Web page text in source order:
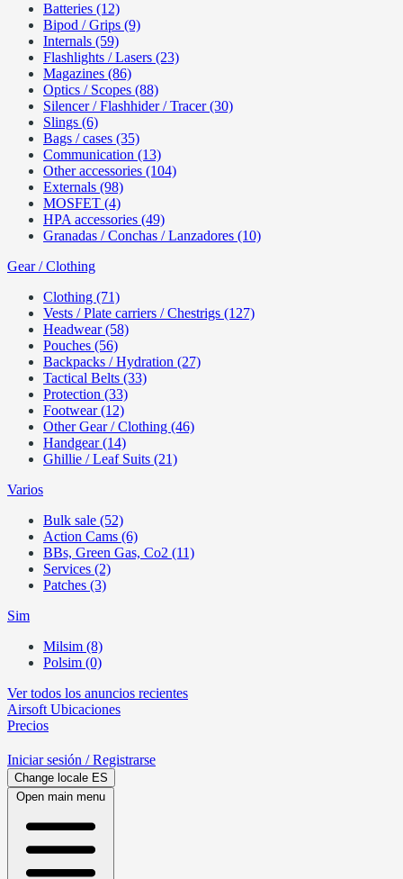
Batteries (12)
Bipod / Grips (9)
Internals (59)
Flashlights / Lasers (23)
Magazines (86)
Optics / Scopes (88)
Silencer / Flashhider / Tracer (30)
Slings (6)
Bags / cases (35)
Communication (13)
Other accessories (104)
Externals (98)
MOSFET (4)
HPA accessories (49)
Granadas / Conchas / Lanzadores (10)
Gear / Clothing
Clothing (71)
Vests / Plate carriers / Chestrigs (127)
Headwear (58)
Pouches (56)
Backpacks / Hydration (27)
Tactical Belts (33)
Protection (33)
Footwear (12)
Other Gear / Clothing (46)
Handgear (14)
Ghillie / Leaf Suits (21)
Varios
Bulk sale (52)
Action Cams (6)
BBs, Green Gas, Co2 (11)
Services (2)
Patches (3)
Sim
Milsim (8)
Polsim (0)
Ver todos los anuncios recientes
Airsoft Ubicaciones
Precios
Iniciar sesión / Registrarse
Change locale ES
Open main menu